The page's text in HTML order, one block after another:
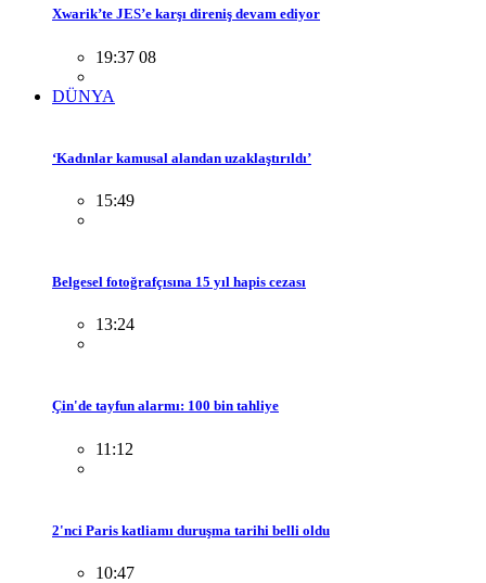
Xwarik’te JES’e karşı direniş devam ediyor
19:37 08
DÜNYA
‘Kadınlar kamusal alandan uzaklaştırıldı’
15:49
Belgesel fotoğrafçısına 15 yıl hapis cezası
13:24
Çin'de tayfun alarmı: 100 bin tahliye
11:12
2'nci Paris katliamı duruşma tarihi belli oldu
10:47